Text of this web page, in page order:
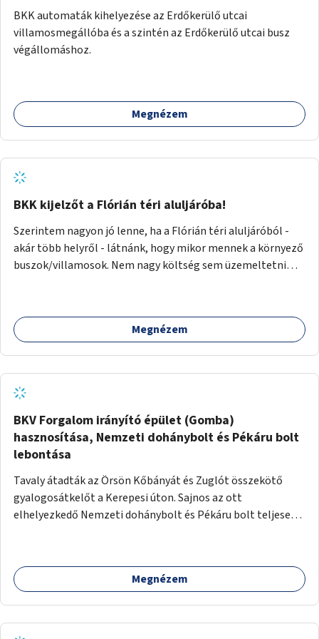
BKK automaták kihelyezése az Erdőkerülő utcai
villamosmegállóba és a szintén az Erdőkerülő utcai busz
végállomáshoz.
Megnézem
BKK kijelzőt a Flórián téri aluljáróba!
Szerintem nagyon jó lenne, ha a Flórián téri aluljáróból -
akár több helyről - látnánk, hogy mikor mennek a környező
buszok/villamosok. Nem nagy költség sem üzemeltetni
Megnézem
BKV Forgalom irányító épület (Gomba)
hasznosítása, Nemzeti dohánybolt és Pékáru bolt
lebontása
Tavaly átadták az Örsön Kőbányát és Zuglót összekötő
gyalogosátkelőt a Kerepesi úton. Sajnos az ott
elhelyezkedő Nemzeti dohánybolt és Pékáru bolt teljesen
közepén. Javaslatom, hogy újítsák fel a "Gombát" és adják
bérbe az említett Nemzeti dohányboltnak és Pékáru
Megnézem